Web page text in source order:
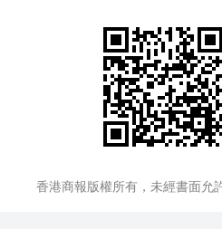
香港商報版權所有，未經書面允